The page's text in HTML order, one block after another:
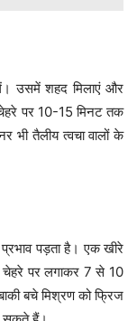
उसमें शहद मिलाएं और
पर 10-15 मिनट तक
भी तैलीय त्वचा वालों के
पड़ता है। एक खीरे
पर लगाकर 7 से 10
बचे मिश्रण को फ्रिज